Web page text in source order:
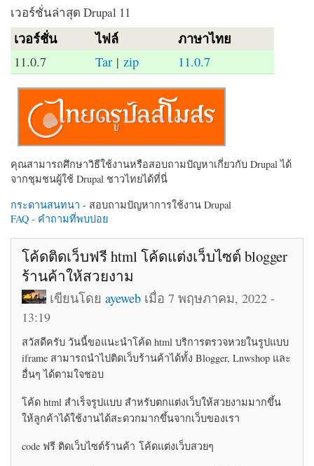
เวอร์ชั่นล่าสุด Drupal 11
เวอร์ชั่น ไฟล์ ภาษาไทย
11.0.7 Tar | zip 11.0.7
คุณสามารถศึกษาวิธีใช้งานหรือสอบถามปัญหาเกี่ยวกับ Drupal ได้
จากชุมชนผู้ใช้ Drupal ชาวไทยได้ที่นี่
กระดานสนทนา - สอบถามปัญหาการใช้งาน Drupal
FAQ - คำถามที่พบบ่อย
โค้ดติดเว็บฟรี html โค้ดแต่งเว็บไซต์ blogger
ร้านค้าให้สวยงาม
เขียนโดยayeweb เมื่อ 7 พฤษภาคม, 2022 -
13:19
สวัสดีครับ วันนี้ขอแนะนำโค้ด html บริการตรวจหวยในรูปแบบ
iframe สามารถนำไปติดเว็บร้านค้าได้ทั้ง Blogger, Lnwshop และ
อื่นๆ ได้ตามใจชอบ
โค้ด html สำเร็จรูปแบบ สำหรับตกแต่งเว็บให้สวยงามมากขึ้น
ให้ลูกค้าได้ใช้งานได้สะดวกมากขึ้นจากเว็บของเรา
code ฟรี ติดเว็บไซต์ร้านค้า โค้ดแต่งเว็บสวยๆ